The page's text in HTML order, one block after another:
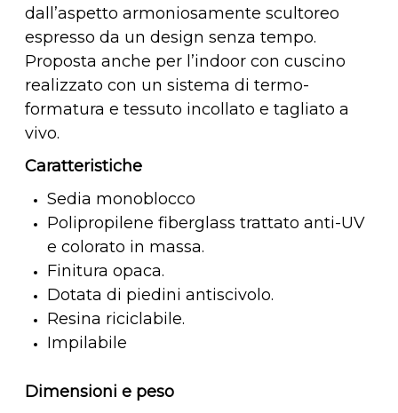
dall’aspetto armoniosamente scultoreo
espresso da un design senza tempo.
Proposta anche per l’indoor con cuscino
realizzato con un sistema di termo-
formatura e tessuto incollato e tagliato a
vivo.
Caratteristiche
Sedia monoblocco
Polipropilene fiberglass trattato anti-UV
e colorato in massa.
Finitura opaca.
Dotata di piedini antiscivolo.
Resina riciclabile.
Impilabile
Dimensioni e peso